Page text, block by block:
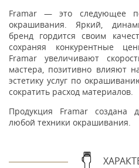
Framar — это следующее
окрашивания. Яркий,
бренд гордится своим
сохраняя конкурентные
Framar увеличивают
мастера, позитивно влияют
эстетику услуг по
сократить расход материалов.
Продукция Framar создана
любой техники окрашивания.